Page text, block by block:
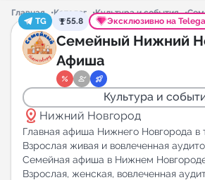
Каталог каналов
Каталог ботов
Горящие предложения
Индекс читаемости каналов
New
Главная Каталог Культура и события
TG
55.8 Эксклюзивно на
Семейный Нижний
Афиша
Культура и
distance Нижний Новгород
Главная афиша Нижнего Новгорода в
Взрослая живая и вовлеченная
Семейная афиша в Нижнем
Взрослая, женская, вовлеченная